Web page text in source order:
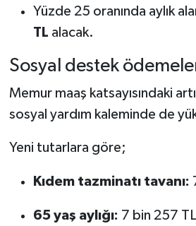
Yüzde 25 oranında aylık
TL alacak.
Sosyal destek
Memur maaş katsayısındaki
sosyal yardım kaleminde de
Yeni tutarlara göre;
Kıdem tazminatı tavanı:
65 yaş aylığı: 7 bin 257